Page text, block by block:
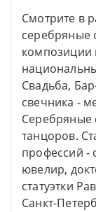
Смотрите в
серебряные
Свадьба,
свечника -
Серебряные
танцоров.
профессий -
ювелир,
статуэтки
Санкт-